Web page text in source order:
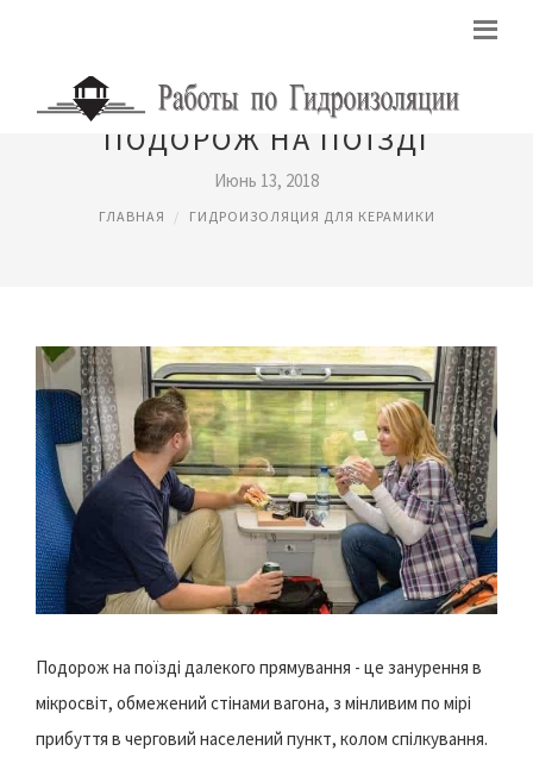
ПОДОРОЖ НА ПОЇЗДІ
Июнь 13, 2018
ГЛАВНАЯ ГИДРОИЗОЛЯЦИЯ ДЛЯ КЕРАМИКИ
Подорож на поїзді далекого прямування - це занурення в
мікросвіт, обмежений стінами вагона, з мінливим по мірі
прибуття в черговий населений пункт, колом спілкування.